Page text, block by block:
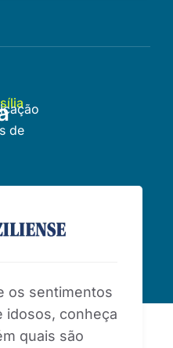
de
os sentimentos
idosos, conheça
quais são